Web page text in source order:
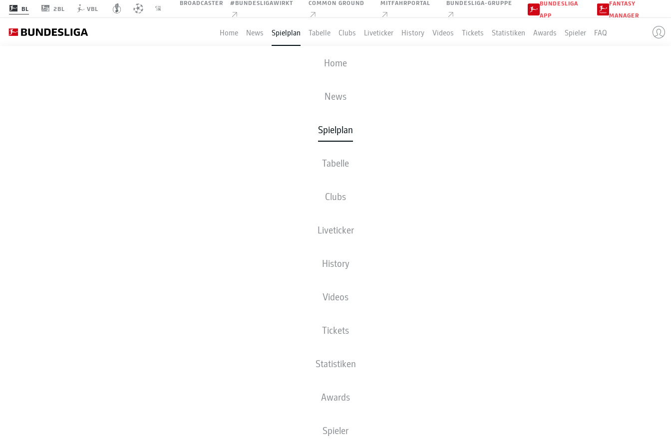
BL 2BL VBL
BROADCASTER #BUNDESLIGAWIRKT COMMON GROUND MITFAHRPORTAL BUNDESLIGA-GRUPPE
BUNDESLIGA
APP
FANTASY
MANAGER
Home News Spielplan Tabelle Clubs Liveticker History Videos Tickets Statistiken Awards Spieler FAQ
Home
News
Spielplan
Tabelle
Clubs
Liveticker
History
Videos
Tickets
Statistiken
Awards
Spieler
BAYER 04 LEVERKUSEN
AUFSTELLUNGEN
XGOALS